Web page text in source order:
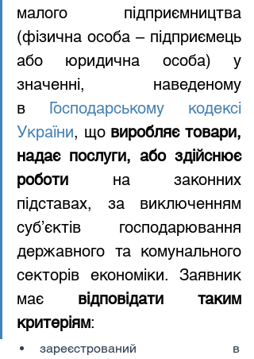
малого підприємництва
(фізична особа – підприємець
або юридична особа) у
значенні, наведеному
в Господарському кодексі
України, що виробляє товари,
надає послуги, або здійснює
роботи на законних
підставах, за виключенням
суб’єктів господарювання
державного та комунального
секторів економіки. Заявник
має відповідати таким
критеріям:
зареєстрований в